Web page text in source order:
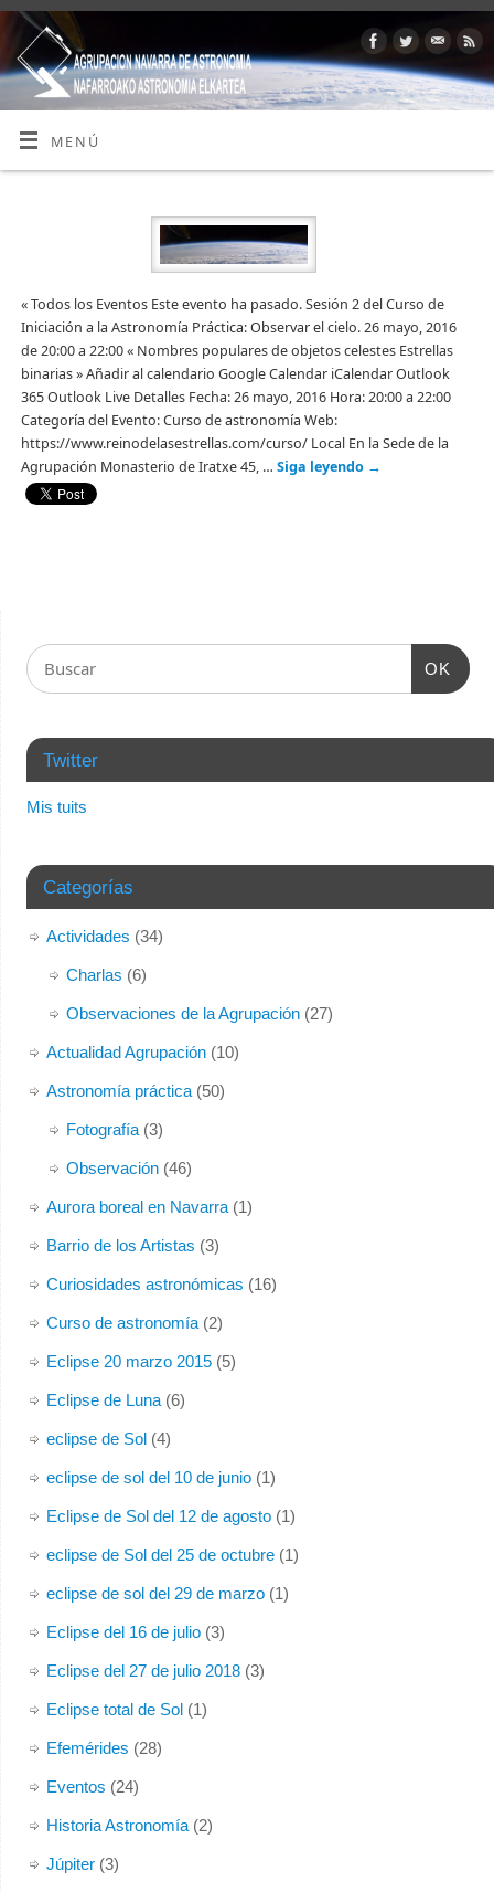
MENÚ
« Todos los Eventos Este evento ha pasado. Sesión 2 del Curso de
Iniciación a la Astronomía Práctica: Observar el cielo. 26 mayo, 2016
de 20:00 a 22:00 « Nombres populares de objetos celestes Estrellas
binarias » Añadir al calendario Google Calendar iCalendar Outlook
365 Outlook Live Detalles Fecha: 26 mayo, 2016 Hora: 20:00 a 22:00
Categoría del Evento: Curso de astronomía Web:
https://www.reinodelasestrellas.com/curso/ Local En la Sede de la
Agrupación Monasterio de Iratxe 45, … Siga leyendo →
OK
Twitter
Mis tuits
Categorías
Actividades (34)
Charlas (6)
Observaciones de la Agrupación(27)
Actualidad Agrupación(10)
Astronomía práctica(50)
Fotografía(3)
Observación(46)
Aurora boreal en Navarra(1)
Barrio de los Artistas (3)
Curiosidades astronómicas (16)
Curso de astronomía(2)
Eclipse 20 marzo 2015(5)
Eclipse de Luna(6)
eclipse de Sol(4)
eclipse de sol del 10 de junio(1)
Eclipse de Sol del 12 de agosto(1)
eclipse de Sol del 25 de octubre(1)
eclipse de sol del 29 de marzo(1)
Eclipse del 16 de julio(3)
Eclipse del 27 de julio 2018(3)
Eclipse total de Sol(1)
Efemérides (28)
Eventos (24)
Historia Astronomía(2)
Júpiter(3)